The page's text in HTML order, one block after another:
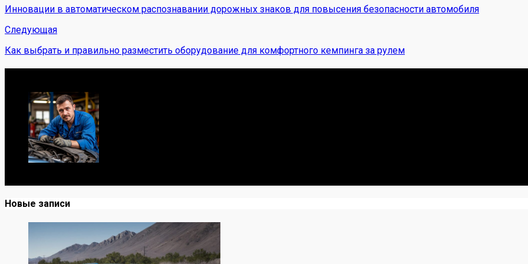
Инновации в автоматическом распознавании дорожных знаков для повысения безопасности автомобиля
Следующая
Как выбрать и правильно разместить оборудование для комфортного кемпинга за рулем
Новые записи